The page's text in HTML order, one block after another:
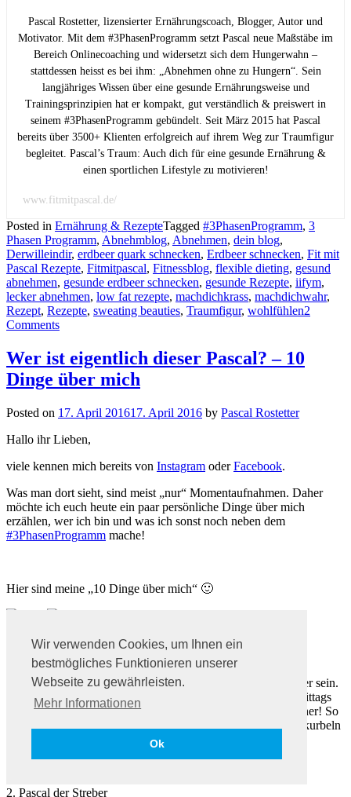
Wir verwenden Cookies, um Ihnen ein
bestmögliches Funktionieren unserer
Webseite zu gewährleisten.
Mehr Informationen
Ok
Pascal Rostetter, lizensierter Ernährungscoach, Blogger, Autor und
Motivator. Mit dem #3PhasenProgramm setzt Pascal neue Maßstäbe im
Bereich Onlinecoaching und widersetzt sich dem Hungerwahn –
stattdessen heisst es bei ihm: „Abnehmen ohne zu Hungern“. Sein
langjähriges Wissen über eine gesunde Ernährungsweise und
Trainingsprinzipien hat er kompakt, gut verständlich & preiswert in
seinem #3PhasenProgramm gebündelt. Seit März 2015 hat Pascal
bereits über 3500+ Klienten erfolgreich auf ihrem Weg zur Traumfigur
begleitet. Pascal’s Traum: Auch dich für eine gesunde Ernährung &
einen sportlichen Lifestyle zu motivieren!
www.fitmitpascal.de/
Posted in Ernährung & RezepteTagged #3PhasenProgramm, 3
Phasen Programm, Abnehmblog, Abnehmen, dein blog,
Derwilleindir, erdbeer quark schnecken, Erdbeer schnecken, Fit mit
Pascal Rezepte, Fitmitpascal, Fitnessblog, flexible dieting, gesund
abnehmen, gesunde erdbeer schnecken, gesunde Rezepte, iifym,
lecker abnehmen, low fat rezepte, machdichkrass, machdichwahr,
Rezept, Rezepte, sweating beauties, Traumfigur, wohlfühlen2
Comments
Wer ist eigentlich dieser Pascal? – 10
Dinge über mich
Posted on 17. April 201617. April 2016 by Pascal Rostetter
Hallo ihr Lieben,
viele kennen mich bereits von Instagram oderFacebook.
Was man dort sieht, sind meist „nur“ Momentaufnahmen. Daher
möchte ich euch heute ein paar persönliche Dinge über mich
erzählen, wer ich bin und was ich sonst noch neben dem
#3PhasenProgramm mache!
Hier sind meine „10 Dinge über mich“ 🙂
1. Kaffee – mein zweiter Vorname
Das ist wohl ein offenes Geheimnis, dass ich fast schon
kaffeesüchtig bin. Am liebsten stark und schwarz – so muss er sein.
Ich trinke direkt morgens zum Frühstück einen oder zwei, Mittags
und Nachmittags. Kaffee ist übrigens auch ein klasse Fatburner! So
als kleiner Tipp, für all diejenigen, die ihren Stoffwechsel ankurbeln
2. Pascal der Streber